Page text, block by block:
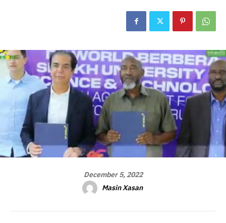
December 5, 2022
Masin Xasan